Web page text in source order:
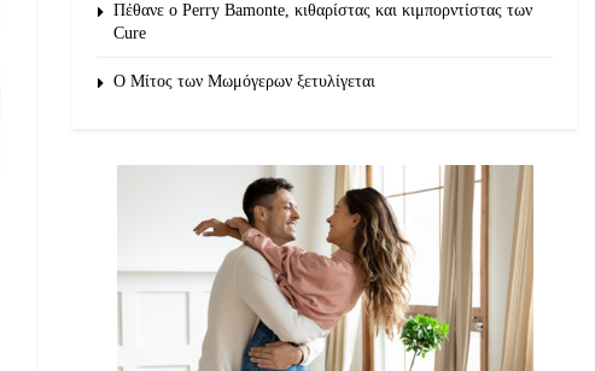
Πέθανε ο Perry Bamonte, κιθαρίστας και κιμπορντίστας των
Cure
O Μίτος των Μωμόγερων ξετυλίγεται